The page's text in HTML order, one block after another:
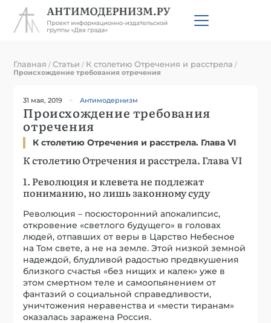
Главная /Статьи / К столетию Отречения и расстрела /
Происхождение требования отречения
31 мая, 2019 Антимодернизм
Происхождение требования
отречения
К столетию Отречения и расстрела. Глава VI
К столетию Отречения и расстрела. Глава VI
1. Революция и клевета не подлежат
пониманию, но лишь законному суду
Революция – посюсторонний апокалипсис,
откровение «светлого будущего» в головах
людей, отпавших от веры в Царство Небесное
на Том свете, а не на земле. Этой низкой земной
надеждой, блудливой радостью предвкушения
близкого счастья «без нищих и калек» уже в
этом смертном теле и самоопьянением от
фантазий о социальной справедливости,
уничтожения неравенства и «мести тиранам»
оказалась заражена Россия.